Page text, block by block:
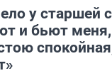
у старшей
и бьют